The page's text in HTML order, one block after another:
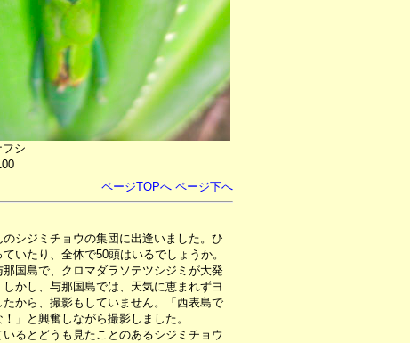
シ
ページTOPへ ページ下へ
シジミチョウの集団に出逢いました。ひ
いたり、全体で50頭はいるでしょうか。
国島で、クロマダラソテツシジミが大発
かし、与那国島では、天気に恵まれずヨ
から、撮影もしていません。「西表島で
」と興奮しながら撮影しました。
るとどうも見たことのあるシジミチョウ